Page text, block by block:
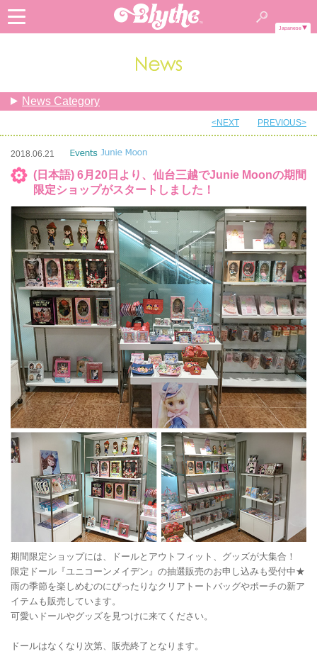
Japanese
News Category
<NEXT PREVIOUS>
2018.06.21
(日本語) 6月20日より、仙台三越でJunie Moonの期間
限定ショップがスタートしました！
期間限定ショップには、ドールとアウトフィット、グッズが大集合！
限定ドール『ユニコーンメイデン』の抽選販売のお申し込みも受付中★
雨の季節を楽しめむのにぴったりなクリアトートバッグやポーチの新ア
イテムも販売しています。
可愛いドールやグッズを見つけに来てください。
ドールはなくなり次第、販売終了となります。